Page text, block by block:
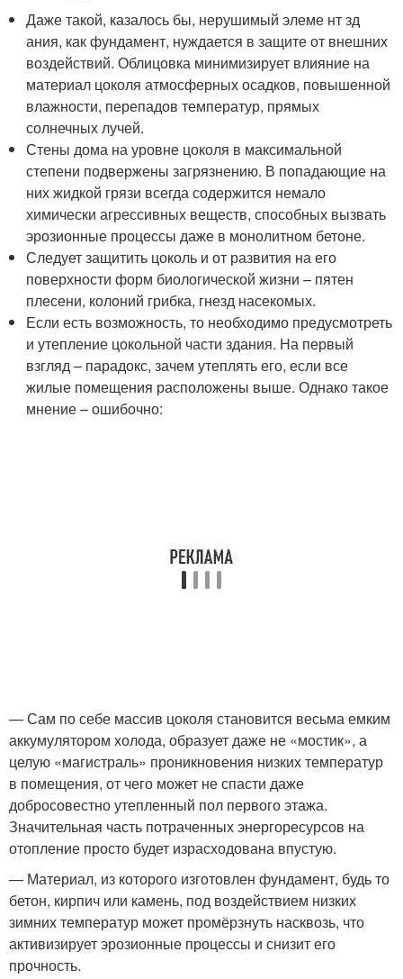
Даже такой, казалось бы, нерушимый элеме нт зд
ания, как фундамент, нуждается в защите от внешних
воздействий. Облицовка минимизирует влияние на
материал цоколя атмосферных осадков, повышенной
влажности, перепадов температур, прямых
солнечных лучей.
Стены дома на уровне цоколя в максимальной
степени подвержены загрязнению. В попадающие на
них жидкой грязи всегда содержится немало
химически агрессивных веществ, способных вызвать
эрозионные процессы даже в монолитном бетоне.
Следует защитить цоколь и от развития на его
поверхности форм биологической жизни – пятен
плесени, колоний грибка, гнезд насекомых.
Если есть возможность, то необходимо предусмотреть
и утепление цокольной части здания. На первый
взгляд – парадокс, зачем утеплять его, если все
жилые помещения расположены выше. Однако такое
мнение – ошибочно:
— Сам по себе массив цоколя становится весьма емким
аккумулятором холода, образует даже не «мостик», а
целую «магистраль» проникновения низких температур
в помещения, от чего может не спасти даже
добросовестно утепленный пол первого этажа.
Значительная часть потраченных энергоресурсов на
отопление просто будет израсходована впустую.
— Материал, из которого изготовлен фундамент, будь то
бетон, кирпич или камень, под воздействием низких
зимних температур может промёрзнуть насквозь, что
активизирует эрозионные процессы и снизит его
прочность.